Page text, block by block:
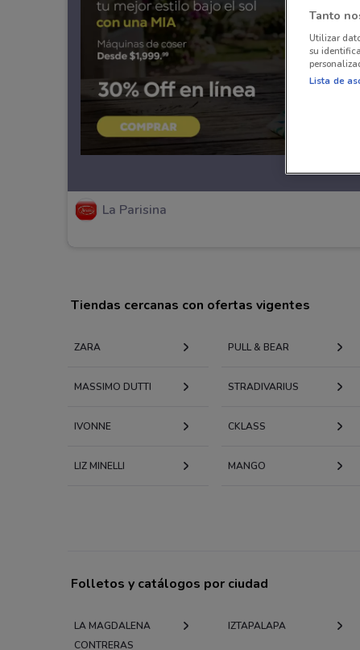
La Parisina
Tiendas cercanas con ofertas vigentes
ZARA PULL & BEAR
MASSIMO DUTTI STRADIVARIUS
IVONNE CKLASS
LIZ MINELLI MANGO
Folletos y catálogos por ciudad
LA MAGDALENA
CONTRERAS
IZTAPALAPA
Tanto
Utilizar
su
Lista de